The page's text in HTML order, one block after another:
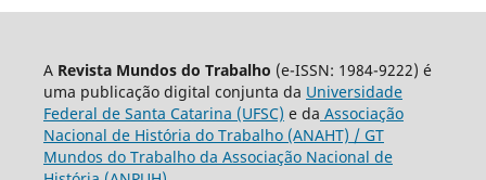
A Revista Mundos do Trabalho (e-ISSN: 1984-9222) é
uma publicação digital conjunta da Universidade
Federal de Santa Catarina (UFSC) e da Associação
Nacional de História do Trabalho (ANAHT) / GT
Mundos do Trabalho da Associação Nacional de